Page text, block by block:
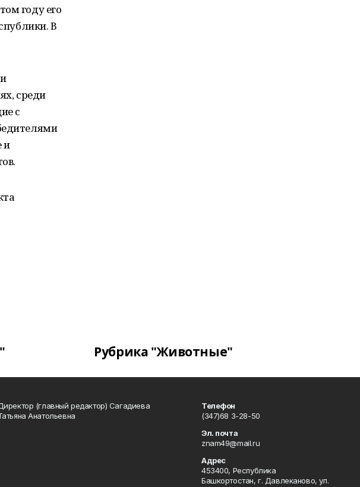
году его
В
среди
с
и
Рубрика "Животные"
(главный редактор) Сагадиева
Анатольевна
Телефон
(347)68 3-28-50
Эл. почта
znam49@mail.ru
Адрес
453400, Республика
Башкортостан, г. Давлеканово, ул.